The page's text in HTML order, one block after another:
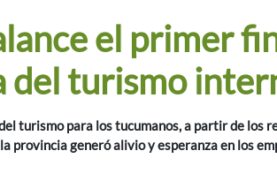
el primer
del turismo
turismo para los tucumanos, a partir de los
provincia generó alivio y esperanza en los